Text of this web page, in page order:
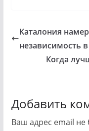
Каталония
независимость
Когда
Добавить
Ваш адрес email не